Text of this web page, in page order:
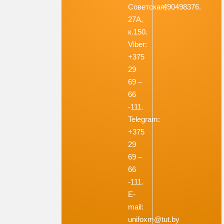
Советская,
27А,
к.150.
Viber:
+375
29
69 –
66
-111.
Telegram:
+375
29
69 –
66
-111.
E-
mail:
unifoxm@tut.by
490498376.